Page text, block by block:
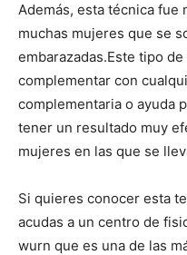
Además, esta técnica fue
muchas mujeres que se
embarazadas.Este tipo
complementar con
complementaria o ayuda
tener un resultado muy
mujeres en las que se
Si quieres conocer esta
acudas a un centro de
wurn que es una de las